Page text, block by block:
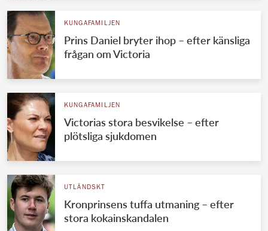
KUNGAFAMILJEN
Prins Daniel bryter ihop – efter känsliga
frågan om Victoria
KUNGAFAMILJEN
Victorias stora besvikelse – efter
plötsliga sjukdomen
UTLÄNDSKT
Kronprinsens tuffa utmaning – efter
stora kokainskandalen